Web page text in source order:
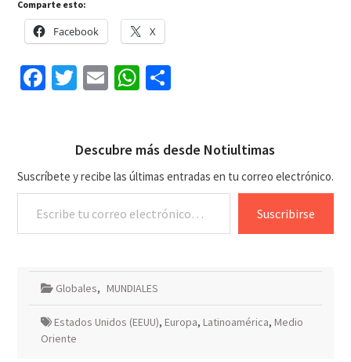
Comparte esto:
Facebook X
Facebook
Twitter
EmailWhatsApp
Compartir
Descubre más desde Notiultimas
Suscríbete y recibe las últimas entradas en tu correo electrónico.
Escribe tu correo electrónico…
Suscribirse
Globales, MUNDIALES
Estados Unidos (EEUU), Europa, Latinoamérica, Medio
Oriente